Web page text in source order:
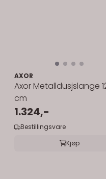
AXOR
Axor Metalldusjslange
cm
1.324,-
Bestillingsvare
Kjøp